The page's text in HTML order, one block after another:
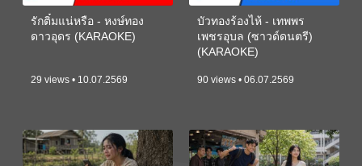
รักติ๋มแน่หรือ - หงษ์ทอง
ดาวอุดร (KARAOKE)
29 views • 10.07.2569
บัวทองร้องไห้ - เทพพร
เพชรอุบล (ซาวด์ดนตรี)
(KARAOKE)
90 views • 06.07.2569